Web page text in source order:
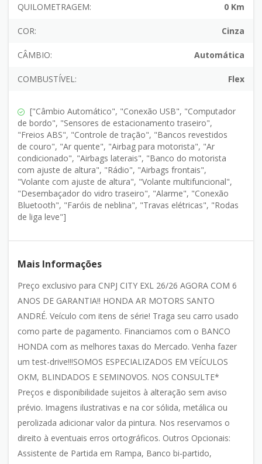
QUILOMETRAGEM: 0 Km
COR: Cinza
CÂMBIO: Automática
COMBUSTÍVEL: Flex
["Câmbio Automático", "Conexão USB", "Computador
de bordo", "Sensores de estacionamento traseiro",
"Freios ABS", "Controle de tração", "Bancos revestidos
de couro", "Ar quente", "Airbag para motorista", "Ar
condicionado", "Airbags laterais", "Banco do motorista
com ajuste de altura", "Rádio", "Airbags frontais",
"Volante com ajuste de altura", "Volante multifuncional",
"Desembaçador do vidro traseiro", "Alarme", "Conexão
Bluetooth", "Faróis de neblina", "Travas elétricas", "Rodas
de liga leve"]
Mais Informações
Preço exclusivo para CNPJ CITY EXL 26/26 AGORA COM 6
ANOS DE GARANTIA!! HONDA AR MOTORS SANTO
ANDRÉ. Veículo com itens de série! Traga seu carro usado
como parte de pagamento. Financiamos com o BANCO
HONDA com as melhores taxas do Mercado. Venha fazer
um test-drive!!!SOMOS ESPECIALIZADOS EM VEÍCULOS
OKM, BLINDADOS E SEMINOVOS. NOS CONSULTE*
Preços e disponibilidade sujeitos à alteração sem aviso
prévio. Imagens ilustrativas e na cor sólida, metálica ou
perolizada adicionar valor da pintura. Nos reservamos o
direito à eventuais erros ortográficos. Outros Opcionais:
Assistente de Partida em Rampa, Banco bi-partido,